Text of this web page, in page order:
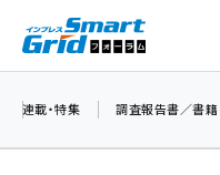
ン
ス
連載・特集 調査報告書／書籍